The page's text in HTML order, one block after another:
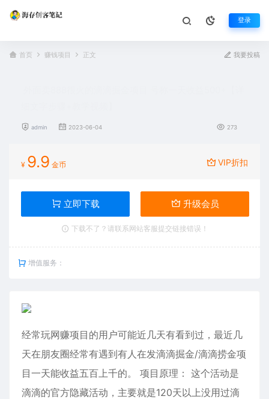
登录
首页 赚钱项目 正文 我要投稿
admin 2023-06-04 273
¥ 9.9 金币 VIP折扣
立即下载 升级会员
下载不了？请联系网站客服提交链接错误！
增值服务：
经常玩网赚项目的用户可能近几天有看到过，最近几
天在朋友圈经常有遇到有人在发滴滴掘金/滴滴捞金项
目一天能收益五百上千的。 项目原理： 这个活动是
滴滴的官方隐藏活动，主要就是120天以上没用过滴